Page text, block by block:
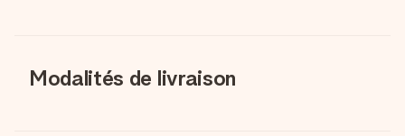
Modalités de livraison